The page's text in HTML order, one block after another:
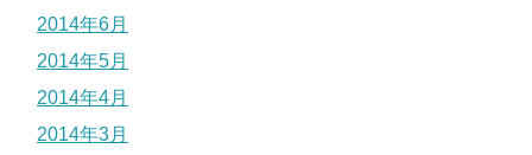
2014年6月
2014年5月
2014年4月
2014年3月